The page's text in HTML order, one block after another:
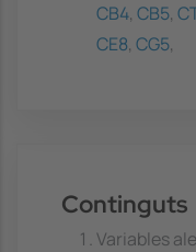
CB4, CB5,
CE8, CG5,
Continguts
Variables